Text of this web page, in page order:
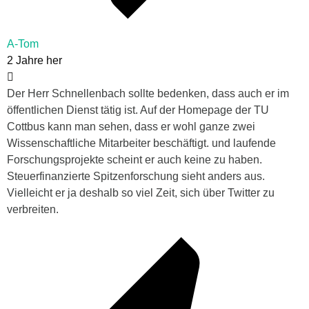
A-Tom
2 Jahre her
Der Herr Schnellenbach sollte bedenken, dass auch er im
öffentlichen Dienst tätig ist. Auf der Homepage der TU
Cottbus kann man sehen, dass er wohl ganze zwei
Wissenschaftliche Mitarbeiter beschäftigt. und laufende
Forschungsprojekte scheint er auch keine zu haben.
Steuerfinanzierte Spitzenforschung sieht anders aus.
Vielleicht er ja deshalb so viel Zeit, sich über Twitter zu
verbreiten.